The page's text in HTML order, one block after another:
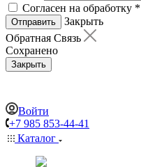
Согласен на обработку *
Отправить
Закрыть
Обратная Связь
Сохранено
Закрыть
Войти
+7 985 853-44-41
Каталог